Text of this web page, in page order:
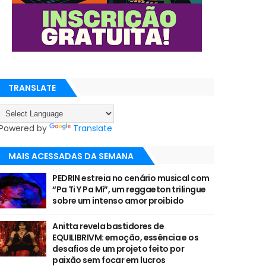
TRANSLATE
by Translate
MAIS ACESSADAS DA SEMANA
PEDRIN estreia no cenário musical com
“Pa Ti Y Pa Mí”, um reggaeton trilingue
sobre um intenso amor proibido
Anitta revela bastidores de
EQUILIBRIVM: emoção, essência e os
desafios de um projeto feito por
paixão sem focar em lucros